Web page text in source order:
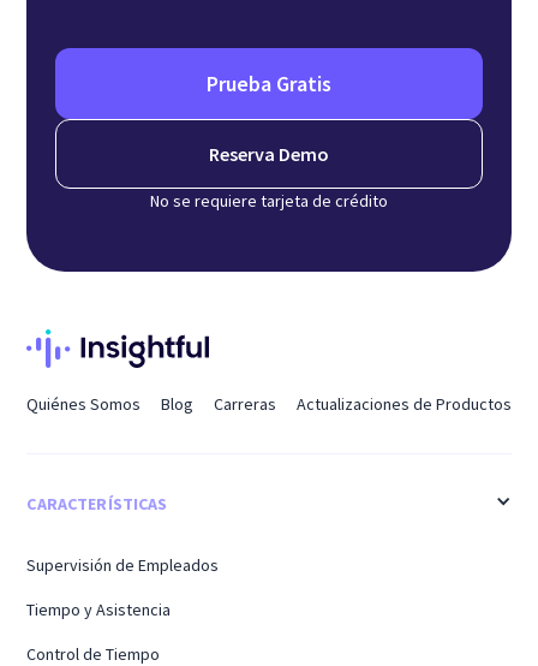
Prueba Gratis
Reserva Demo
No se requiere tarjeta de crédito
Quiénes Somos Blog Carreras Actualizaciones de Productos
CARACTERÍSTICAS
Supervisión de Empleados
Tiempo y Asistencia
Control de Tiempo